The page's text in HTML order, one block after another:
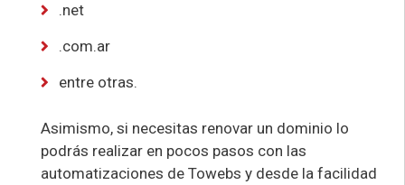
.net
.com.ar
entre otras.
Asimismo, si necesitas renovar un dominio lo
podrás realizar en pocos pasos con las
automatizaciones de Towebs y desde la facilidad